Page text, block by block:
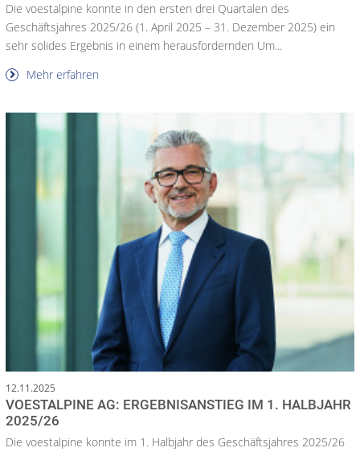
Die voestalpine konnte in den ersten drei Quartalen des
Geschäftsjahres 2025/26 (1. April 2025 – 31. Dezember 2025) ein
sehr solides Ergebnis in einem herausfordernden Um...
Mehr erfahren
12.11.2025
VOESTALPINE AG: ERGEBNISANSTIEG IM 1. HALBJAHR
2025/26
Die voestalpine konnte im 1. Halbjahr des Geschäftsjahres 2025/26